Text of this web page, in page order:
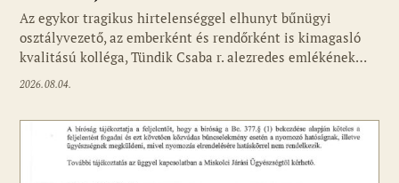
Az egykor tragikus hirtelenséggel elhunyt bűnügyi
osztályvezető, az emberként és rendőrként is kimagasló
kvalitású kolléga, Tündik Csaba r. alezredes emlékének…
2026.08.04.